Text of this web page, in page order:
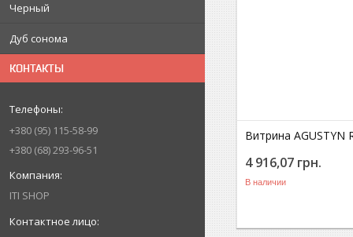
Черный
Дуб сонома
КОНТАКТЫ
+380 95 115-58-99
+380 68 293-96-51
ITI SHOP
Витрина AGUSTYN
4 916,07 грн.
В наличии